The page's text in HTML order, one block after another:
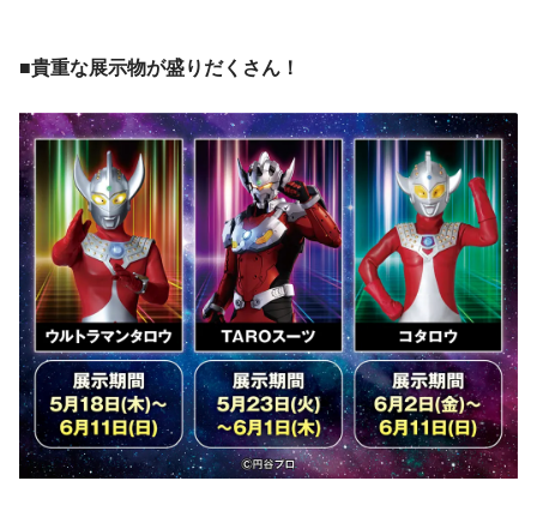
■貴重な展示物が盛りだくさん！